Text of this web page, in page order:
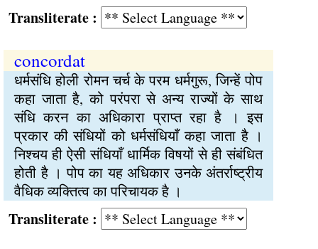
:
concordat
धर्मसंधि होली रोमन चर्च के परम धर्मगुरू, जिन्हें पोप
कहा जाता है, को परंपरा से अन्य राज्यों के साथ
संधि करन का अधिकारा प्राप्त रहा है । इस
प्रकार की संधियों को धर्मसंधियाँ कहा जाता है ।
निश्चय ही ऐसी संधियाँ धार्मिक विषयों से ही संबंधित
होती है । पोप का यह अधिकार उनके अंतर्राष्ट्रीय
वैधिक व्यक्तित्व का परिचायक है ।
: